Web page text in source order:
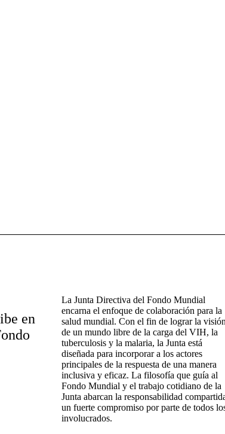
en
La Junta Directiva del Fondo Mundial
encarna el enfoque de colaboración para la
salud mundial. Con el fin de lograr la visión
de un mundo libre de la carga del VIH, la
tuberculosis y la malaria, la Junta está
diseñada para incorporar a los actores
principales de la respuesta de una manera
inclusiva y eficaz. La filosofía que guía al
Fondo Mundial y el trabajo cotidiano de la
Junta abarcan la responsabilidad
un fuerte compromiso por parte de todos
involucrados.